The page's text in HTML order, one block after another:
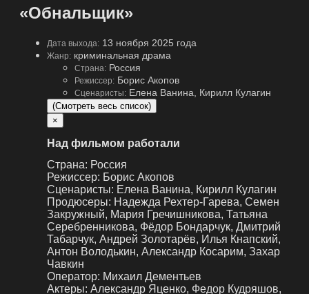
«Обнальщик»
Дата выхода: 13 ноября 2025 года
Жанр: криминальная драма
Страна: Россия
Режиссер: Борис Акопов
Сценаристы: Елена Ванина, Кирилл Кулагин
(Смотреть весь список)
×
Над фильмом работали
Страна: Россия
Режиссер: Борис Акопов
Сценаристы: Елена Ванина, Кирилл Кулагин
Продюсеры: Надежда Рехтер-Гарева, Семен
Закружный, Мария Гречишникова, Татьяна
Серебренникова, Фёдор Бондарчук, Дмитрий
Табарчук, Андрей Золотарёв, Илья Кнапский,
Антон Володькин, Александр Косарим, Захар
Чавкин
Оператор: Михаил Дементьев
Актеры: Александр Яценко, Федор Кудряшов,